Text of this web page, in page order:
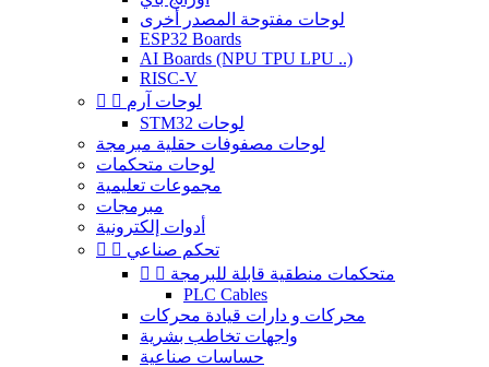
لوحات مفتوحة المصدر أخرى
ESP32 Boards
AI Boards (NPU TPU LPU ..)
RISC-V
  لوحات آرم
STM32 لوحات
لوحات مصفوفات حقلية مبرمجة
لوحات متحكمات
مجموعات تعليمية
مبرمجات
أدوات إلكترونية
  تحكم صناعي
  متحكمات منطقية قابلة للبرمجة
PLC Cables
محركات و دارات قيادة محركات
واجهات تخاطب بشرية
حساسات صناعية